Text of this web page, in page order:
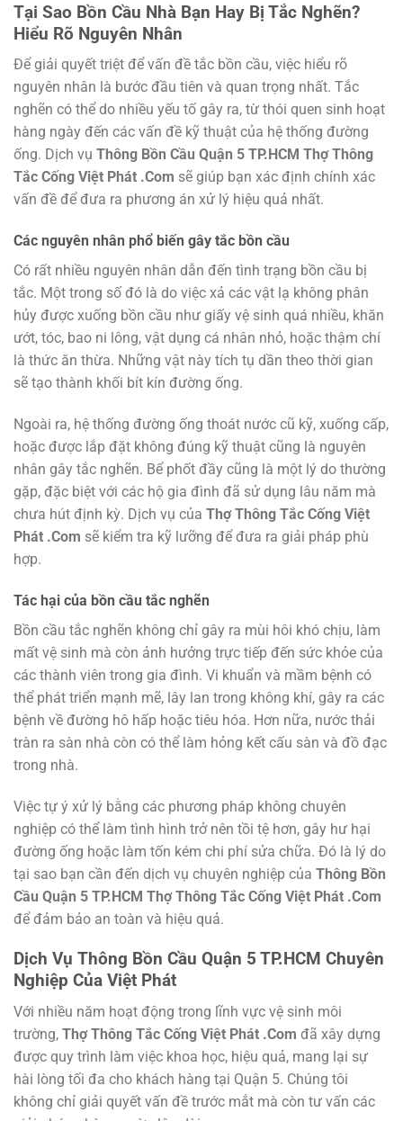
Tại Sao Bồn Cầu Nhà Bạn Hay Bị Tắc Nghẽn?
Hiểu Rõ Nguyên Nhân
Để giải quyết triệt để vấn đề tắc bồn cầu, việc hiểu rõ
nguyên nhân là bước đầu tiên và quan trọng nhất. Tắc
nghẽn có thể do nhiều yếu tố gây ra, từ thói quen sinh hoạt
hàng ngày đến các vấn đề kỹ thuật của hệ thống đường
ống. Dịch vụ Thông Bồn Cầu Quận 5 TP.HCM Thợ Thông
Tắc Cống Việt Phát .Com sẽ giúp bạn xác định chính xác
vấn đề để đưa ra phương án xử lý hiệu quả nhất.
Các nguyên nhân phổ biến gây tắc bồn cầu
Có rất nhiều nguyên nhân dẫn đến tình trạng bồn cầu bị
tắc. Một trong số đó là do việc xả các vật lạ không phân
hủy được xuống bồn cầu như giấy vệ sinh quá nhiều, khăn
ướt, tóc, bao ni lông, vật dụng cá nhân nhỏ, hoặc thậm chí
là thức ăn thừa. Những vật này tích tụ dần theo thời gian
sẽ tạo thành khối bít kín đường ống.
Ngoài ra, hệ thống đường ống thoát nước cũ kỹ, xuống cấp,
hoặc được lắp đặt không đúng kỹ thuật cũng là nguyên
nhân gây tắc nghẽn. Bể phốt đầy cũng là một lý do thường
gặp, đặc biệt với các hộ gia đình đã sử dụng lâu năm mà
chưa hút định kỳ. Dịch vụ của Thợ Thông Tắc Cống Việt
Phát .Com sẽ kiểm tra kỹ lưỡng để đưa ra giải pháp phù
hợp.
Tác hại của bồn cầu tắc nghẽn
Bồn cầu tắc nghẽn không chỉ gây ra mùi hôi khó chịu, làm
mất vệ sinh mà còn ảnh hưởng trực tiếp đến sức khỏe của
các thành viên trong gia đình. Vi khuẩn và mầm bệnh có
thể phát triển mạnh mẽ, lây lan trong không khí, gây ra các
bệnh về đường hô hấp hoặc tiêu hóa. Hơn nữa, nước thải
tràn ra sàn nhà còn có thể làm hỏng kết cấu sàn và đồ đạc
trong nhà.
Việc tự ý xử lý bằng các phương pháp không chuyên
nghiệp có thể làm tình hình trở nên tồi tệ hơn, gây hư hại
đường ống hoặc làm tốn kém chi phí sửa chữa. Đó là lý do
tại sao bạn cần đến dịch vụ chuyên nghiệp của Thông Bồn
Cầu Quận 5 TP.HCM Thợ Thông Tắc Cống Việt Phát .Com
để đảm bảo an toàn và hiệu quả.
Dịch Vụ Thông Bồn Cầu Quận 5 TP.HCM Chuyên
Nghiệp Của Việt Phát
Với nhiều năm hoạt động trong lĩnh vực vệ sinh môi
trường, Thợ Thông Tắc Cống Việt Phát .Com đã xây dựng
được quy trình làm việc khoa học, hiệu quả, mang lại sự
hài lòng tối đa cho khách hàng tại Quận 5. Chúng tôi
không chỉ giải quyết vấn đề trước mắt mà còn tư vấn các